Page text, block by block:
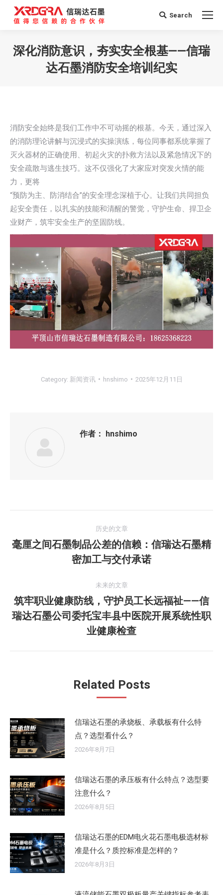
Search:
Search
深化消防意识，夯实安全根基——信瑞
达石墨消防安全培训纪实
消防安全始终是我们工作中不可动摇的根基。今天，通过深入
的消防理论讲解与沉浸式的实操演练，每位同事都系统掌握了
灭火器材的正确使用、初起火灾的扑救方法以及紧急情况下的
安全疏散与逃生技巧。这不仅强化了大家应对突发火情的能
力，更将
“预防为主、防消结合”的安全理念深植于心。让我们共同担负
起安全责任，以扎实的技能和清醒的警觉，守护生命、捍卫企
业财产，筑牢安全生产的坚固防线。
Category: 新闻资讯 hnshimo 2025年12月11日
作者： hnshimo
章
历史的文章
历
史
文
章：
毫厘之间石墨制品公差的信赖：信瑞达石墨精
密加工与交付承诺
未来的文章
未
来
筑牢职业健康防线，守护员工长远福祉——信
瑞达石墨公司委托宝丰县中医院开展系统性职
业健康检查
Related Posts
信瑞达石墨的承烧板、承载板有什么特
点？选型看什么？
2026年8月7日
信瑞达石墨的承压板有什么特点？选型要
注意什么？
2026年8月5日
信瑞达石墨的EDM电火花石墨电极选材标
准是什么？质控标准是怎样的？
2026年8月3日